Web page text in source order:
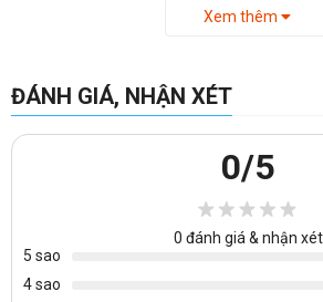
- Dễ đọc, không bị chói, bóng ở bất kỳ vị
- Tạo cảm giác khi viết lên bảng như viết
- Dễ dàng lau sạch sau khi viết.
- Mặt bảng có độ bền cao.
B) Kết cấu:
Xem thêm
ĐÁNH GIÁ, NHẬN XÉT
0/5
0 đánh giá & nhận xét
5 sao
4 sao